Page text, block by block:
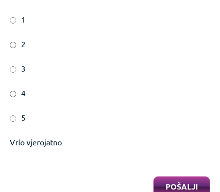
1
2
3
4
5
Vrlo vjerojatno